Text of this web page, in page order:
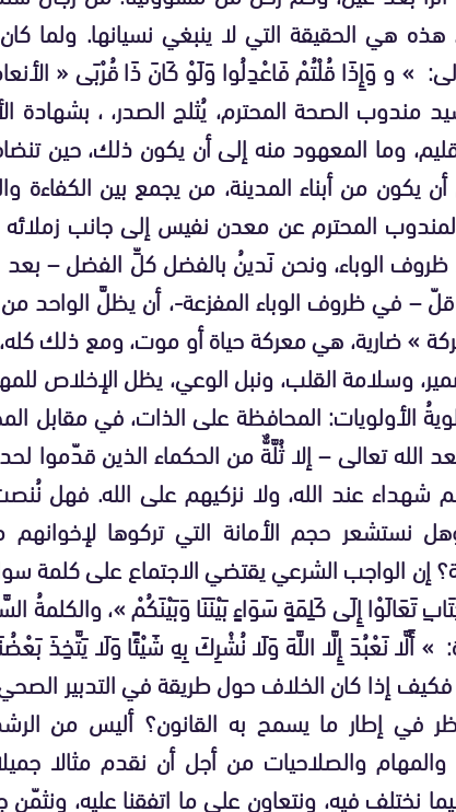
هي الحقيقة التي لا ينبغي نسيانها. ولما
مندوب الصحة المحترم، يُثلج الصدر، ، بشهادة
وما المعهود منه إلى أن يكون ذلك، حين
أن يكون من أبناء المدينة، من يجمع بين الكفاءة
المندوب المحترم عن معدن نفيس إلى جانب
الوباء، ونحن نَدينُ بالفضل كلِّ الفضل – بعد
– في ظروف الوباء المفزعة-، أن يظلَّ الواحد من
» ضارية، هي معركة حياة أو موت، ومع ذلك
وسلامة القلب، ونبل الوعي، يظل الإخلاص
الأولويات: المحافظة على الذات، في مقابل
تعالى – إلا ثُلَّةٌّ من الحكماء الذين قدّموا لحد
شهداء عند الله، ولا نزكيهم على الله. فهل
وهل نستشعر حجم الأمانة التي تركوها
إن الواجب الشرعي يقتضي الاجتماع على كلمة
تَعَالَوْا إِلَى كَلِمَةٍ سَوَاءٍ بَيْنَنَا وَبَيْنَكُمْ »، والكلمةُ
نَعْبُدَ إِلَّا اللَّهَ وَلَا نُشْرِكَ بِهِ شَيْئًا وَلَا يَتَّخِذَ
دُونِ اللَّهِ » آل عمران 64. فكيف إذا كان الخلاف حول طريقة في
في إطار ما يسمح به القانون؟ أليس من
والمهام والصلاحيات من أجل أن نقدم مثالا
نختلف فيه، ونتعاون على ما اتفقنا عليه،